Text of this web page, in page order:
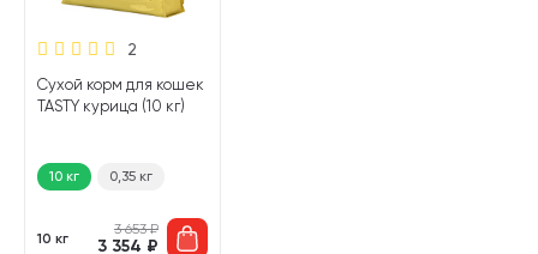
2
Сухой корм для кошек
TASTY курица (10 кг)
10 кг 0,35 кг
10 кг
3 653₽
3 354 ₽